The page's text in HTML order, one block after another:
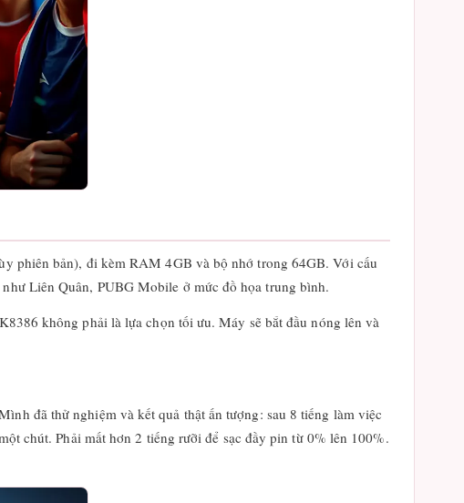
phiên bản), đi kèm RAM 4GB và bộ nhớ trong 64GB. Với cấu
Liên Quân, PUBG Mobile ở mức đồ họa trung bình.
không phải là lựa chọn tối ưu. Máy sẽ bắt đầu nóng lên và
đã thử nghiệm và kết quả thật ấn tượng: sau 8 tiếng làm việc
chút. Phải mất hơn 2 tiếng rưỡi để sạc đầy pin từ 0% lên 100%.